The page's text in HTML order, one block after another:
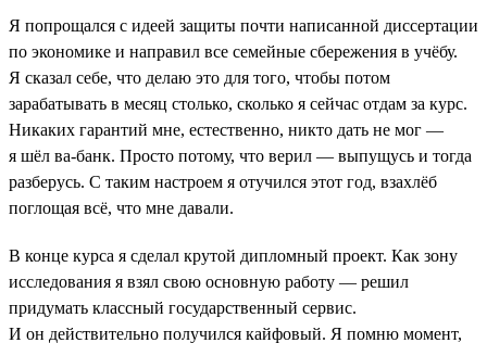
Я попрощался с идеей защиты почти написанной диссертации
по экономике и направил все семейные сбережения в учёбу.
Я сказал себе, что делаю это для того, чтобы потом
зарабатывать в месяц столько, сколько я сейчас отдам за курс.
Никаких гарантий мне, естественно, никто дать не мог —
я шёл ва-банк. Просто потому, что верил — выпущусь и тогда
разберусь. С таким настроем я отучился этот год, взахлёб
поглощая всё, что мне давали.
В конце курса я сделал крутой дипломный проект. Как зону
исследования я взял свою основную работу — решил
придумать классный государственный сервис.
И он действительно получился кайфовый. Я помню момент,